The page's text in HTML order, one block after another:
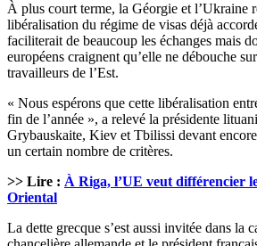
À plus court terme, la Géorgie et l’Ukraine
libéralisation du régime de visas déjà
faciliterait de beaucoup les échanges mais
européens craignent qu’elle ne débouche
travailleurs de l’Est.
« Nous espérons que cette libéralisation
fin de l’année », a relevé la présidente
Grybauskaite, Kiev et Tbilissi devant
un certain nombre de critères.
>> Lire : À Riga, l’UE veut différencier
Oriental
La dette grecque s’est aussi invitée dans la